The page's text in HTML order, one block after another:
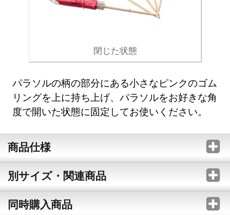
閉じた状態
パラソルの柄の部分にある小さなピンクのゴム
リングを上に持ち上げ、パラソルをお好きな角
度で開いた状態に固定してお使いください。
商品仕様
別サイズ・関連商品
同時購入商品